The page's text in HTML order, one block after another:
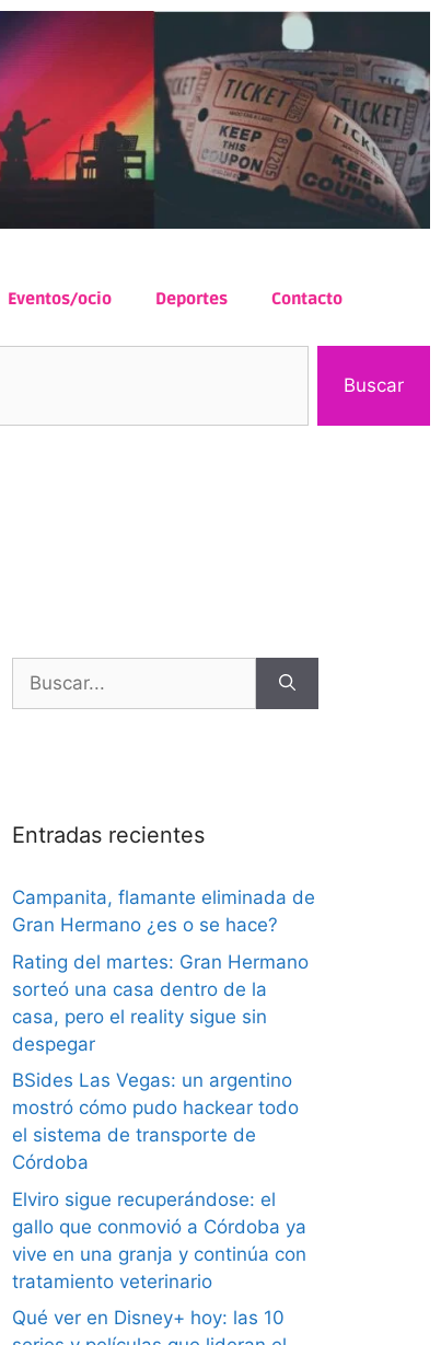
Eventos/ocio Deportes Contacto
Buscar
Entradas recientes
Campanita, flamante eliminada de
Gran Hermano ¿es o se hace?
Rating del martes: Gran Hermano
sorteó una casa dentro de la
casa, pero el reality sigue sin
despegar
BSides Las Vegas: un argentino
mostró cómo pudo hackear todo
el sistema de transporte de
Córdoba
Elviro sigue recuperándose: el
gallo que conmovió a Córdoba ya
vive en una granja y continúa con
tratamiento veterinario
Qué ver en Disney+ hoy: las 10